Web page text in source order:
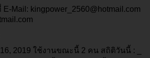
Mail: kingpower_2560@hotmail.com
2019 ใช้งานขณะนี้ 2 คน สถิติวันนี้ :